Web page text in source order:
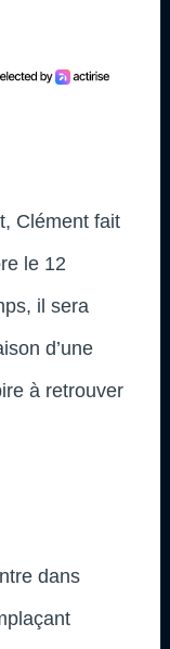
Clément fait
le 12
il sera
d’une
à retrouver
dans